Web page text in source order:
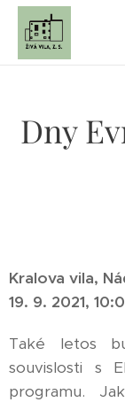
Dny
Kralova vila,
19. 9. 2021,
Také letos
souvislosti s
programu.